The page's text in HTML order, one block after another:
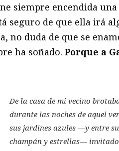
siempre encendida
seguro de que ella irá
no duda de que se
ha soñado. Porque a
De la casa de mi vecino
durante las noches de aquel
sus jardines azules —y entre
champán y estrellas—